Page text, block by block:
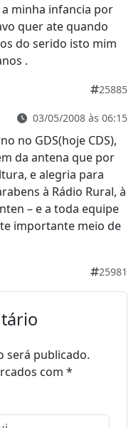
minha infancia por
quer ate quando
do serido isto mim
.
25885
03/05/2008 às 06:15
no GDS(hoje CDS),
da antena que por
e alegria para
à Rádio Rural, à
– e a toda equipe
importante meio de
25981
será publicado.
com *